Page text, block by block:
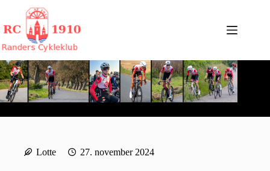
indhold
Lotte 27. november 2024